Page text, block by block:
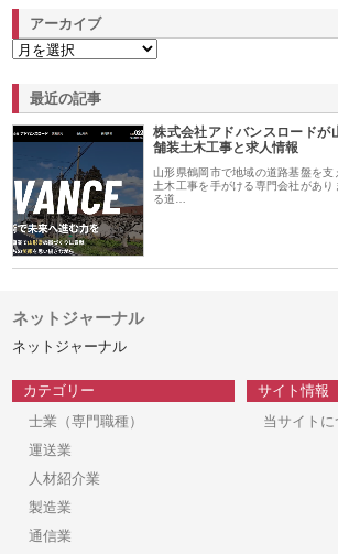
アーカイブ
最近の記事
株式会社アドバンスロードが
舗装土木工事と求人情報
山形県鶴岡市で地域の道路基盤を
土木工事を手がける専門会社があり
る道…
ネットジャーナル
ネットジャーナル
カテゴリー
士業（専門職種）
運送業
人材紹介業
製造業
通信業
サイト情報
当サイトに